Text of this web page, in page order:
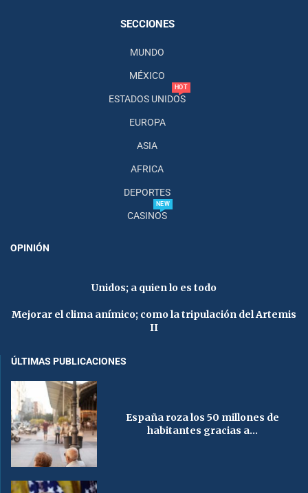
SECCIONES
MUNDO
MÉXICO
ESTADOS UNIDOS
HOT
EUROPA
ASIA
AFRICA
DEPORTES
CASINOS
NEW
OPINIÓN
Unidos; a quien lo es todo
Mejorar el clima anímico; como la tripulación del Artemis
II
ÚLTIMAS PUBLICACIONES
España roza los 50 millones de
habitantes gracias a...